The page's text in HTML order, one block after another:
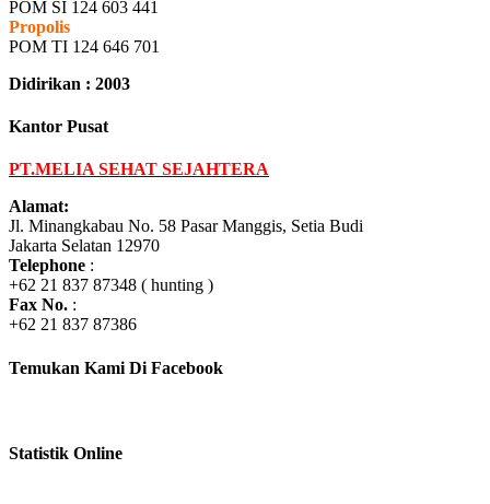
POM SI 124 603 441
Propolis
POM TI 124 646 701
Didirikan : 2003
Kantor Pusat
PT.MELIA SEHAT SEJAHTERA
Alamat:
Jl. Minangkabau No. 58 Pasar Manggis, Setia Budi
Jakarta Selatan 12970
Telephone :
+62 21 837 87348 ( hunting )
Fax No. :
+62 21 837 87386
Temukan Kami Di Facebook
Statistik Online